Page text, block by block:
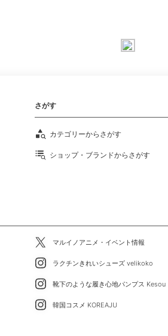
さがす
カテゴリーからさがす
ショップ・ブランドからさがす
マルイノアニメ・イベント情報
ラクチンきれいシューズ velikoko
靴下のような履き心地パンプス Kesou
韓国コスメ KOREAJU